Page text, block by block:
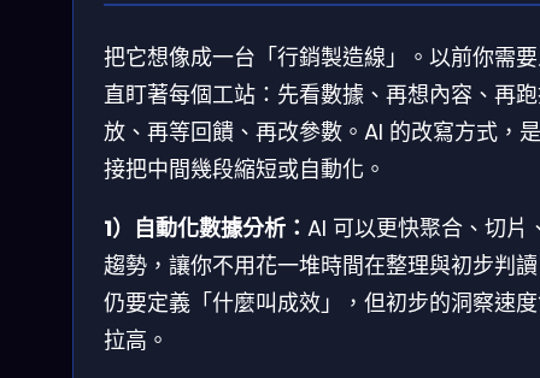
把它想像成一台「行銷製造線」。以前你需
直盯著每個工站：先看數據、再想內容、再
放、再等回饋、再改參數。AI 的改寫方式，
接把中間幾段縮短或自動化。
1）自動化數據分析： AI 可以更快聚合、切片
趨勢，讓你不用花一堆時間在整理與初步判
仍要定義「什麼叫成效」，但初步的洞察速
拉高。